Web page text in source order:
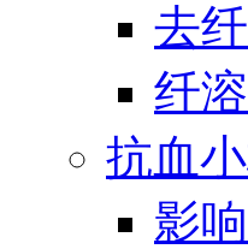
去
纤
抗血
影